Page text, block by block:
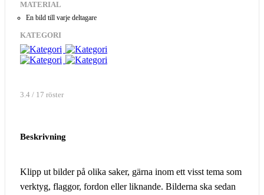
MATERIAL
En bild till varje deltagare
KATEGORI
3.4 / 17 röster
Beskrivning
Klipp ut bilder på olika saker, gärna inom ett visst tema som
verktyg, flaggor, fordon eller liknande. Bilderna ska sedan